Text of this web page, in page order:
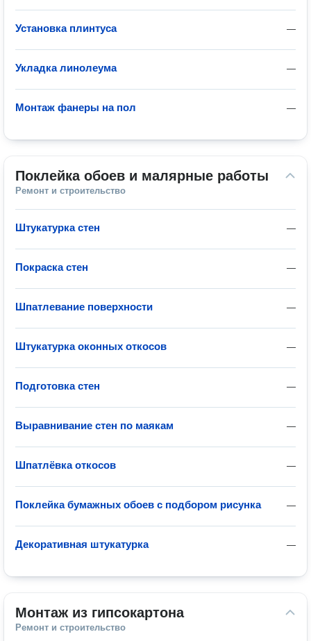
—
Установка плинтуса
—
Укладка линолеума
—
Монтаж фанеры на пол
Поклейка обоев и малярные работы
Ремонт и строительство
—
Штукатурка стен
—
Покраска стен
—
Шпатлевание поверхности
—
Штукатурка оконных откосов
—
Подготовка стен
—
Выравнивание стен по маякам
—
Шпатлёвка откосов
—
Поклейка бумажных обоев с подбором рисунка
—
Декоративная штукатурка
Монтаж из гипсокартона
Ремонт и строительство